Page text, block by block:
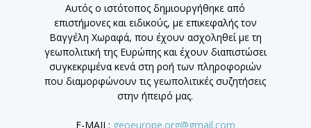
Αυτός ο ιστότοπος δημιουργήθηκε από
επιστήμονες και ειδικούς, με επικεφαλής τον
Βαγγέλη Χωραφά, που έχουν ασχοληθεί με τη
γεωπολιτική της Ευρώπης και έχουν διαπιστώσει
συγκεκριμένα κενά στη ροή των πληροφοριών
που διαμορφώνουν τις γεωπολιτικές συζητήσεις
στην ήπειρό μας.
E-MAIL: geoeurope.org@gmail.com